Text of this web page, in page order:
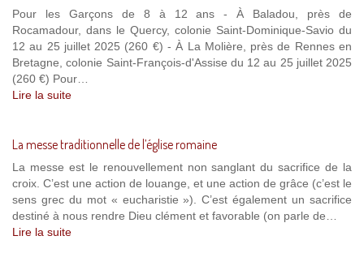
Pour les Garçons de 8 à 12 ans - À Baladou, près de
Rocamadour, dans le Quercy, colonie Saint-Dominique-Savio du
12 au 25 juillet 2025 (260 €) - À La Molière, près de Rennes en
Bretagne, colonie Saint-François-d'Assise du 12 au 25 juillet 2025
(260 €) Pour…
Lire la suite
La messe traditionnelle de l’église romaine
La messe est le renouvellement non sanglant du sacrifice de la
croix. C’est une action de louange, et une action de grâce (c’est le
sens grec du mot « eucharistie »). C’est également un sacrifice
destiné à nous rendre Dieu clément et favorable (on parle de…
Lire la suite